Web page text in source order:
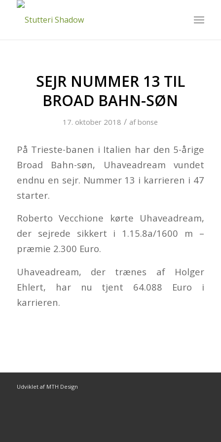
SEJR NUMMER 13 TIL
BROAD BAHN-SØN
17. oktober 2018 / afbonse
På Trieste-banen i Italien har den 5-årige
Broad Bahn-søn, Uhaveadream vundet
endnu en sejr. Nummer 13 i karrieren i 47
starter.
Roberto Vecchione kørte Uhaveadream,
der sejrede sikkert i 1.15.8a/1600 m –
præmie 2.300 Euro.
Uhaveadream, der trænes af Holger
Ehlert, har nu tjent 64.088 Euro i
karrieren.
Udviklet af MTH Design